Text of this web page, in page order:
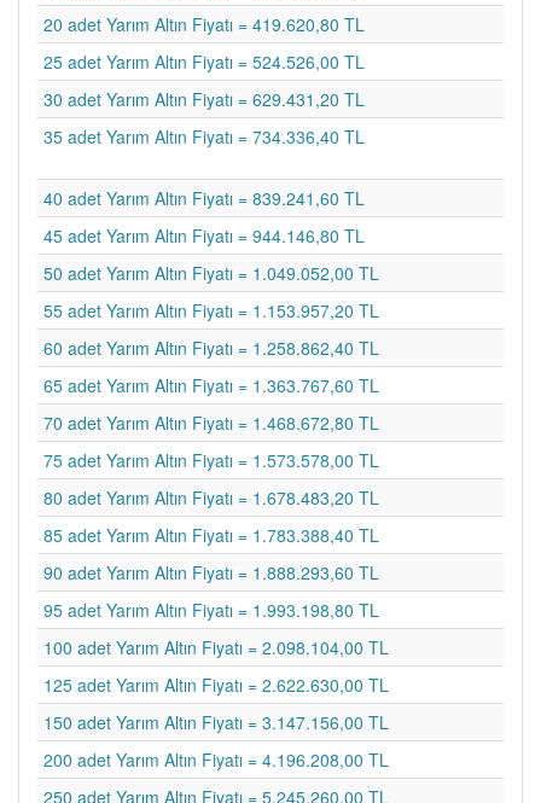
20 adet Yarım Altın Fiyatı = 419.620,80 TL
25 adet Yarım Altın Fiyatı = 524.526,00 TL
30 adet Yarım Altın Fiyatı = 629.431,20 TL
35 adet Yarım Altın Fiyatı = 734.336,40 TL
40 adet Yarım Altın Fiyatı = 839.241,60 TL
45 adet Yarım Altın Fiyatı = 944.146,80 TL
50 adet Yarım Altın Fiyatı = 1.049.052,00 TL
55 adet Yarım Altın Fiyatı = 1.153.957,20 TL
60 adet Yarım Altın Fiyatı = 1.258.862,40 TL
65 adet Yarım Altın Fiyatı = 1.363.767,60 TL
70 adet Yarım Altın Fiyatı = 1.468.672,80 TL
75 adet Yarım Altın Fiyatı = 1.573.578,00 TL
80 adet Yarım Altın Fiyatı = 1.678.483,20 TL
85 adet Yarım Altın Fiyatı = 1.783.388,40 TL
90 adet Yarım Altın Fiyatı = 1.888.293,60 TL
95 adet Yarım Altın Fiyatı = 1.993.198,80 TL
100 adet Yarım Altın Fiyatı = 2.098.104,00 TL
125 adet Yarım Altın Fiyatı = 2.622.630,00 TL
150 adet Yarım Altın Fiyatı = 3.147.156,00 TL
200 adet Yarım Altın Fiyatı = 4.196.208,00 TL
250 adet Yarım Altın Fiyatı = 5.245.260,00 TL